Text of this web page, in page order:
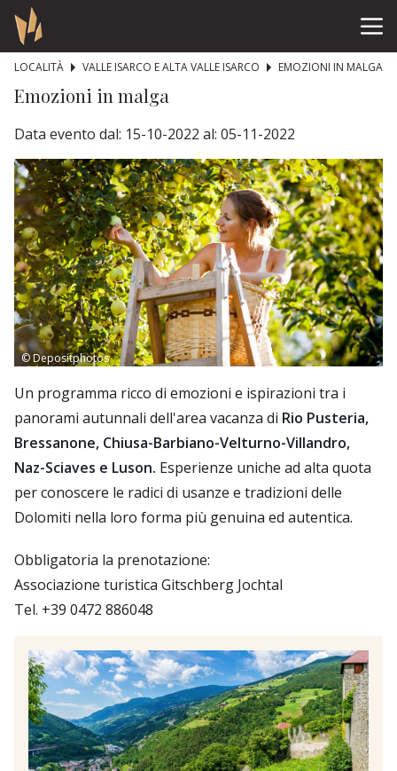
LOCALITÀ VALLE ISARCO E ALTA VALLE ISARCO EMOZIONI IN MALGA
Emozioni in malga
Data evento dal: 15-10-2022 al: 05-11-2022
© Depositphotos
Un programma ricco di emozioni e ispirazioni tra i
panorami autunnali dell'area vacanza di Rio Pusteria,
Bressanone, Chiusa-Barbiano-Velturno-Villandro,
Naz-Sciaves e Luson. Esperienze uniche ad alta quota
per conoscere le radici di usanze e tradizioni delle
Dolomiti nella loro forma più genuina ed autentica.
Obbligatoria la prenotazione:
Associazione turistica Gitschberg Jochtal
Tel. +39 0472 886048